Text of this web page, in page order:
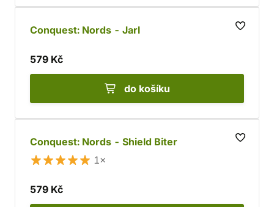
Conquest: Nords - Jarl
579 Kč
do košíku
Conquest: Nords - Shield Biter
1×
579 Kč